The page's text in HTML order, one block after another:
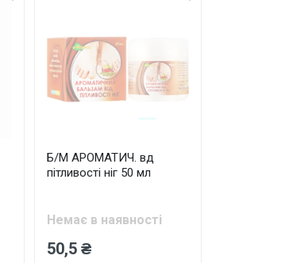
Б/М АРОМАТИЧ. вд
пітливості ніг 50 мл
Немає в наявності
50,5 ₴